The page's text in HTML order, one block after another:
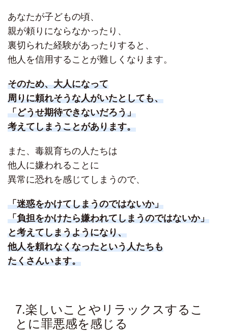
あなたが子どもの頃、
親が頼りにならなかったり、
裏切られた経験があったりすると、
他人を信用することが難しくなります。
そのため、大人になって
周りに頼れそうな人がいたとしても、
「どうせ期待できないだろう」
考えてしまうことがあります。
また、毒親育ちの人たちは
他人に嫌われることに
異常に恐れを感じてしまうので、
「迷惑をかけてしまうのではないか」
「負担をかけたら嫌われてしまうのではないか」
と考えてしまうようになり、
他人を頼れなくなったという人たちも
たくさんいます。
7.楽しいことやリラックスするこ
とに罪悪感を感じる